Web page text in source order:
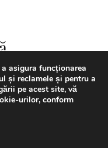
Evaluarea
a
cu trei
asigura funcționarea
și reclamele și pentru a
pe acest site, vă
urilor, conform